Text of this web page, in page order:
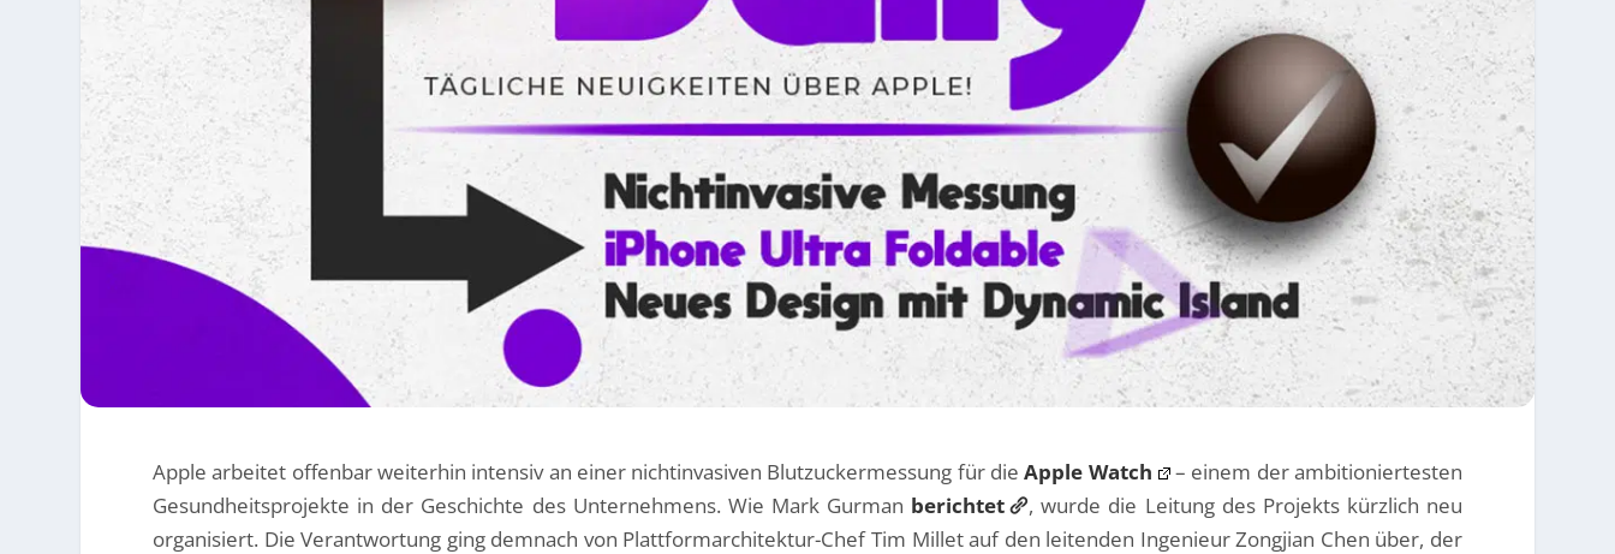
Apple arbeitet offenbar weiterhin intensiv an einer nichtinvasiven Blutzuckermessung für dieApple Watch
– einem der ambitioniertesten
Gesundheitsprojekte in der Geschichte des Unternehmens. Wie Mark Gurman berichtet
, wurde die Leitung des Projekts kürzlich neu
organisiert. Die Verantwortung ging demnach von Plattformarchitektur-Chef Tim Millet auf den leitenden Ingenieur Zongjian Chen über, der